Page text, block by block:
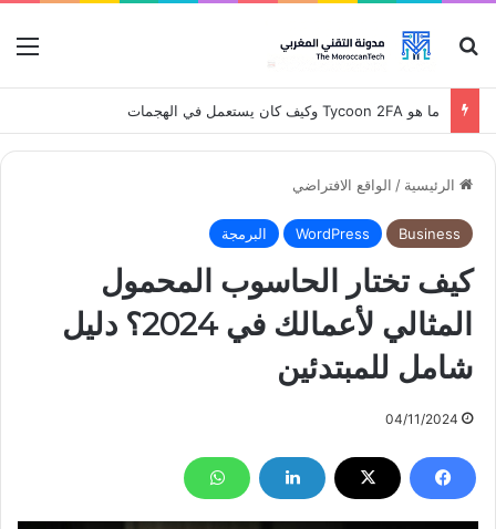
بحث عن
ما هو Tycoon 2FA وكيف كان يستعمل في الهجمات
الرئيسية / الواقع الافتراضي
Business
WordPress البرمجة
كيف تختار الحاسوب المحمول
المثالي لأعمالك في 2024؟ دليل
شامل للمبتدئين
04/11/2024